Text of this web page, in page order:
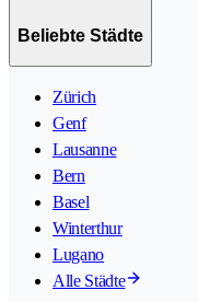
Beliebte Städte
Zürich
Genf
Lausanne
Bern
Basel
Winterthur
Lugano
Alle Städte